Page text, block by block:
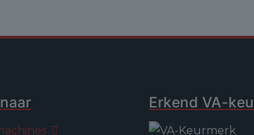
Erkend VA-